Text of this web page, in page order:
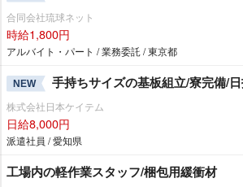
合同会社琉球ネット
時給1,800円
アルバイト・パート / 業務委託 / 東京都
NEW 手持ちサイズの基板組立/寮完備/
株式会社日本ケイテム
日給8,000円
派遣社員 / 愛知県
工場内の軽作業スタッフ/梱包用緩衝材